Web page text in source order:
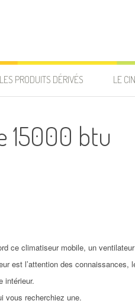
PRODUITS DÉRIVÉS LE
15000 btu
ce climatiseur mobile, un
est l’attention des connaissances,
intérieur.
vous recherchiez une.